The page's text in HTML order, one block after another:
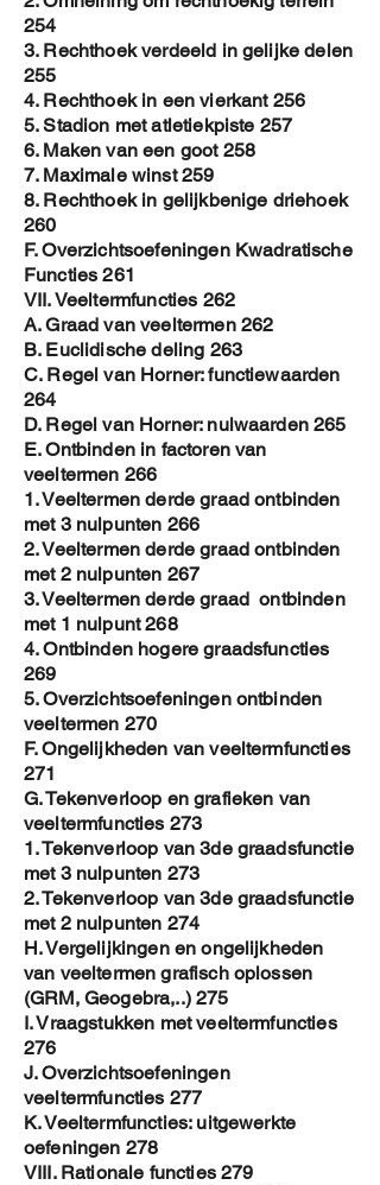
254
3. Rechthoek verdeeld in gelijke delen
255
4. Rechthoek in een vierkant 256
5. Stadion met atletiekpiste 257
6. Maken van een goot 258
7. Maximale winst 259
8. Rechthoek in gelijkbenige driehoek
260
F. Overzichtsoefeningen Kwadratische
Functies 261
VII. Veeltermfuncties 262
A. Graad van veeltermen 262
B. Euclidische deling 263
C. Regel van Horner: functiewaarden
264
D. Regel van Horner: nulwaarden 265
E. Ontbinden in factoren van
veeltermen 266
1. Veeltermen derde graad ontbinden
met 3 nulpunten 266
2. Veeltermen derde graad ontbinden
met 2 nulpunten 267
3. Veeltermen derde graad ontbinden
met 1 nulpunt 268
4. Ontbinden hogere graadsfuncties
269
5. Overzichtsoefeningen ontbinden
veeltermen 270
F. Ongelijkheden van veeltermfuncties
271
G. Tekenverloop en grafieken van
veeltermfuncties 273
1. Tekenverloop van 3de graadsfunctie
met 3 nulpunten 273
2. Tekenverloop van 3de graadsfunctie
met 2 nulpunten 274
H. Vergelijkingen en ongelijkheden
van veeltermen grafisch oplossen
(GRM, Geogebra,..) 275
I. Vraagstukken met veeltermfuncties
276
J. Overzichtsoefeningen
veeltermfuncties 277
K. Veeltermfuncties: uitgewerkte
oefeningen 278
VIII. Rationale functies 279